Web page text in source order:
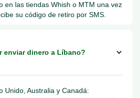
en las tiendas Whish o MTM una vez
su código de retiro por SMS.
enviar dinero a Líbano?
Unido, Australia y Canadá: